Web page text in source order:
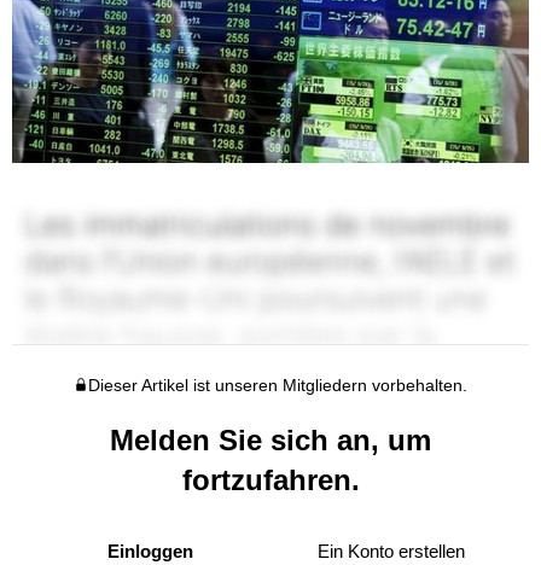
Dieser Artikel ist unseren Mitgliedern vorbehalten.
Melden Sie sich an, um
fortzufahren.
Einloggen Ein Konto erstellen